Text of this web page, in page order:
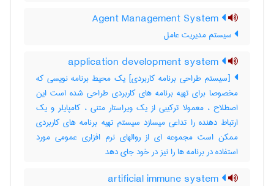
سیستم مدیریت عامل
[سیستم طراحی برنامه کاربردی] یک محیط برنامه نویسی که
مخصوصا برای تهیه برنامه های کاربردی طراحی شده است این
اصطلاح ، معمولا ترکیبی از یک ویراستار متنی ، کامپایلر و یک
ارتباط دهنده را تداعی میسازد سیستم تهیه برنامه های کاربردی
ممکن است مجموعه ای از روالهای نرم افزاری عمومی مورد
استفاده در برنامه ها را نیز در خود جای دهد